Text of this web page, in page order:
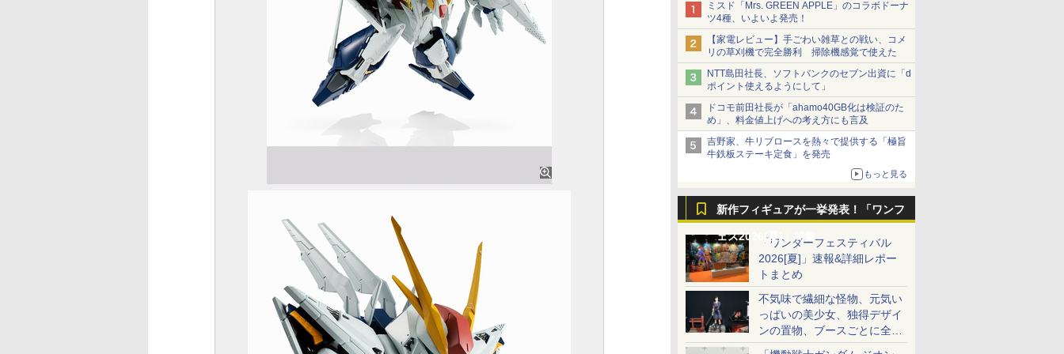
ミスド「Mrs. GREEN APPLE」のコラボドーナ
ツ4種、いよいよ発売！
【家電レビュー】手ごわい雑草との戦い、コメ
リの草刈機で完全勝利 掃除機感覚で使えた
NTT島田社長、ソフトバンクのセブン出資に「d
ポイント使えるようにして」
ドコモ前田社長が「ahamo40GB化は検証のた
め」、料金値上げへの考え方にも言及
吉野家、牛リブロースを熱々で提供する「極旨
牛鉄板ステーキ定食」を発売
もっと見る
新作フィギュアが一挙発表！「ワンフ
ェス2026[夏]」特集「ワンダーフェスティバル
2026[夏]」速報&詳細レポー
トまとめ
不気味で繊細な怪物、元気い
っぱいの美少女、独得デザイ
ンの置物、ブースごとに全く
異なる世界が広がる一般ディ